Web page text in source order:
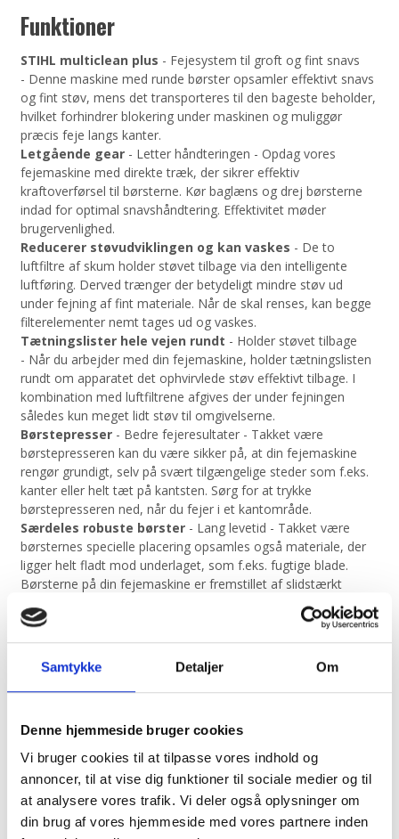
Samtykke Detaljer Om
Denne hjemmeside bruger cookies
Vi bruger cookies til at tilpasse vores indhold og
annoncer, til at vise dig funktioner til sociale medier og til
at analysere vores trafik. Vi deler også oplysninger om
din brug af vores hjemmeside med vores partnere inden
Funktioner
STIHL multiclean plus - Fejesystem til groft og fint snavs
- Denne maskine med runde børster opsamler effektivt snavs
og fint støv, mens det transporteres til den bageste beholder,
hvilket forhindrer blokering under maskinen og muliggør
præcis feje langs kanter.
Letgående gear - Letter håndteringen - Opdag vores
fejemaskine med direkte træk, der sikrer effektiv
kraftoverførsel til børsterne. Kør baglæns og drej børsterne
indad for optimal snavshåndtering. Effektivitet møder
brugervenlighed.
Reducerer støvudviklingen og kan vaskes - De to
luftfiltre af skum holder støvet tilbage via den intelligente
luftføring. Derved trænger der betydeligt mindre støv ud
under fejning af fint materiale. Når de skal renses, kan begge
filterelementer nemt tages ud og vaskes.
Tætningslister hele vejen rundt - Holder støvet tilbage
- Når du arbejder med din fejemaskine, holder tætningslisten
rundt om apparatet det ophvirvlede støv effektivt tilbage. I
kombination med luftfiltrene afgives der under fejningen
således kun meget lidt støv til omgivelserne.
Børstepresser - Bedre fejeresultater - Takket være
børstepresseren kan du være sikker på, at din fejemaskine
rengør grundigt, selv på svært tilgængelige steder som f.eks.
kanter eller helt tæt på kantsten. Sørg for at trykke
børstepresseren ned, når du fejer i et kantområde.
Særdeles robuste børster - Lang levetid - Takket være
børsternes specielle placering opsamles også materiale, der
ligger helt fladt mod underlaget, som f.eks. fugtige blade.
Børsterne på din fejemaskine er fremstillet af slidstærkt
polyamidplast, der udmærker sig ved at være særdeles
elastisk og robust. Det betyder, at børsterne har en meget
lang levetid.
Ergonomisk skubbebøje - Skåner din ryg - Du kan justere
den ergonomisk formede skubbebøjle til din højde, så du
skåner din ryg og sparer på kræfterne, selv ved længere tids
og opbevaring.
Snavsebeholder- Høj kapacitet - Takket være den store
volumen kan snavsebeholderen rumme en stor mængde
snavs. Det er nemt og hurtigt at montere snavsebeholderen i
fejemaskinen ved hjælp af håndtaget. Det forhindrer, at
beholderen falder ud.